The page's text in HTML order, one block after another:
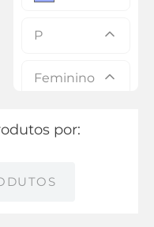
P
Feminino
por: